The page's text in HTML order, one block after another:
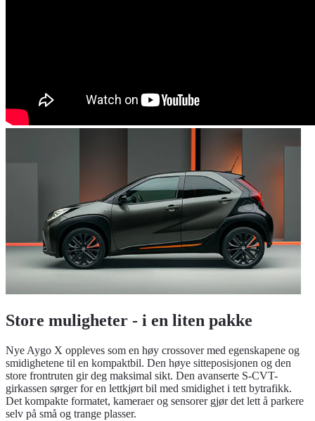
Store muligheter - i en liten pakke
Nye Aygo X oppleves som en høy crossover med egenskapene og
smidighetene til en kompaktbil. Den høye sitteposisjonen og den
store frontruten gir deg maksimal sikt. Den avanserte S-CVT-
girkassen sørger for en lettkjørt bil med smidighet i tett bytrafikk.
Det kompakte formatet, kameraer og sensorer gjør det lett å parkere
selv på små og trange plasser.